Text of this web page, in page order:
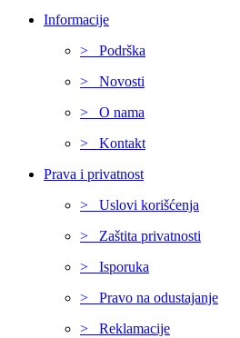
Informacije
> Podrška
> Novosti
> O nama
> Kontakt
Prava i privatnost
> Uslovi korišćenja
> Zaštita privatnosti
> Isporuka
> Pravo na odustajanje
> Reklamacije